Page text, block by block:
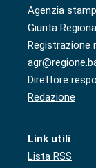
Agenzia
Giunta
Registrazione
Direttore
Redazione
Link utili
Lista RSS